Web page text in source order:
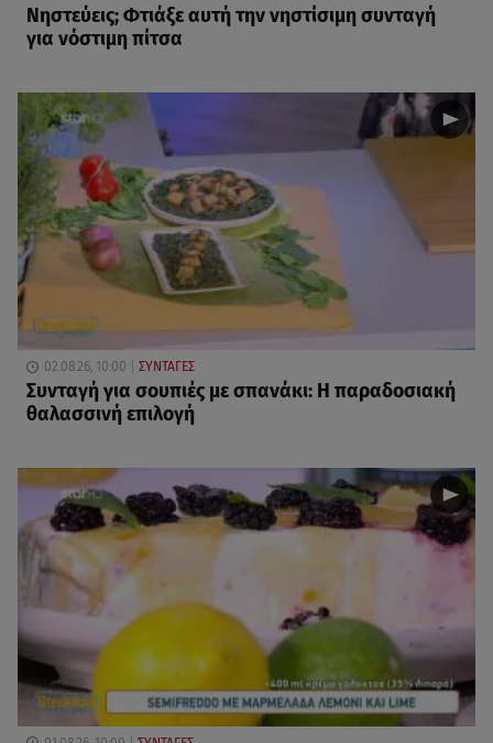
Νηστεύεις; Φτιάξε αυτή την νηστίσιμη συνταγή
για νόστιμη πίτσα
02.08.26, 10:00 ΣΥΝΤΑΓΕΣ
Συνταγή για σουπιές με σπανάκι: Η παραδοσιακή
θαλασσινή επιλογή